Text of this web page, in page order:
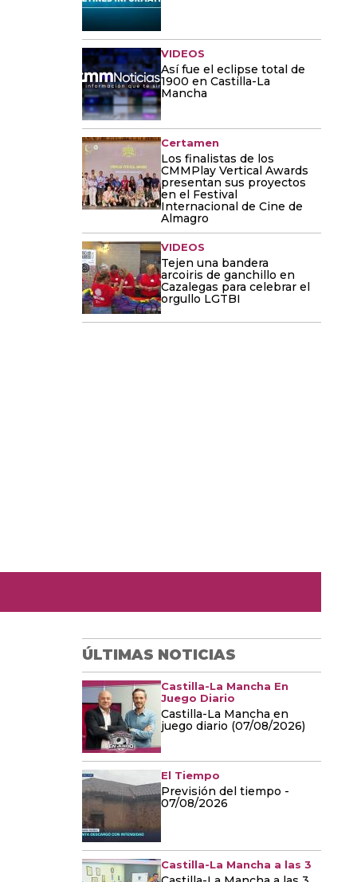
VIDEOS
Así fue el eclipse total de
1900 en Castilla-La
Mancha
Certamen
Los finalistas de los
CMMPlay Vertical Awards
presentan sus proyectos
en el Festival
Internacional de Cine de
Almagro
VIDEOS
Tejen una bandera
arcoiris de ganchillo en
Cazalegas para celebrar el
orgullo LGTBI
ÚLTIMAS NOTICIAS
Castilla-La Mancha En
Juego Diario
Castilla-La Mancha en
juego diario (07/08/2026)
El Tiempo
Previsión del tiempo -
07/08/2026
Castilla-La Mancha a las 3